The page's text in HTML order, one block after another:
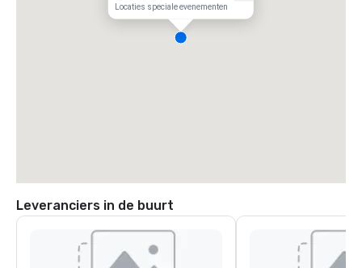
Locaties speciale evenementen
Leveranciers in de buurt